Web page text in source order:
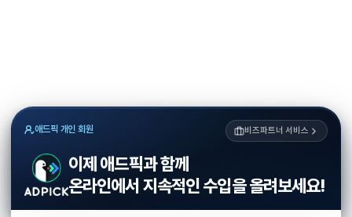
애드픽 개인 회원 비즈파트너 서비스
이제 애드픽과 함께
온라인에서 지속적인 수입을 올려보세요!